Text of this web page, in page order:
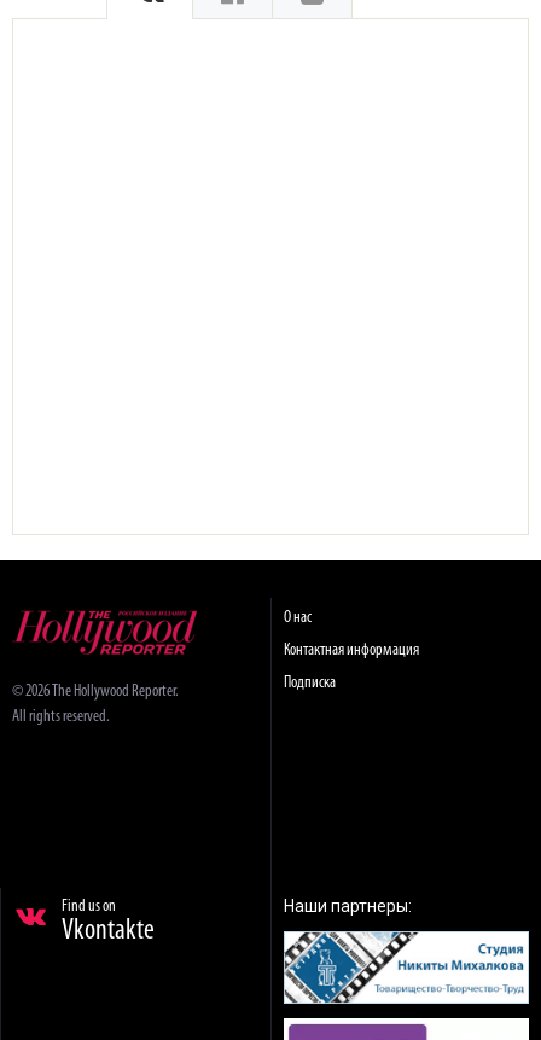
© 2026 The Hollywood Reporter.
All rights reserved.
О нас
Контактная информация
Подписка
Find us on
Vkontakte
Наши партнеры: